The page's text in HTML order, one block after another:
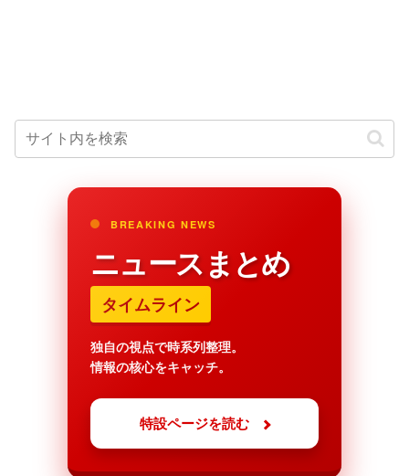
BREAKING NEWS
ニュースまとめ
タイムライン
独自の視点で時系列整理。
情報の核心をキャッチ。
特設ページを読む